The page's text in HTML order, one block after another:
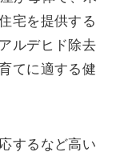
宅を提供する
ルデヒド除去
てに適する健
するなど高い